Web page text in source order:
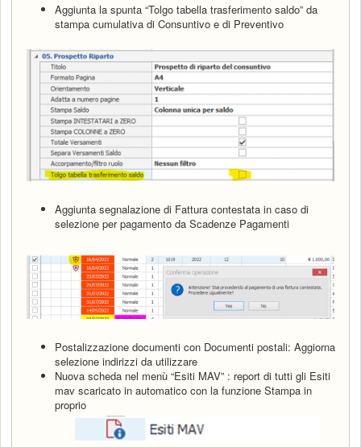
Aggiunta la spunta “Tolgo tabella trasferimento saldo” da
stampa cumulativa di Consuntivo e di Preventivo
Aggiunta segnalazione di Fattura contestata in caso di
selezione per pagamento da Scadenze Pagamenti
Postalizzazione documenti con Documenti postali: Aggiorna
selezione indirizzi da utilizzare
Nuova scheda nel menù “Esiti MAV” : report di tutti gli Esiti
mav scaricato in automatico con la funzione Stampa in
proprio